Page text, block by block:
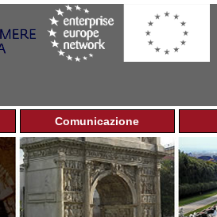
Jump to navigation
Comunicazione